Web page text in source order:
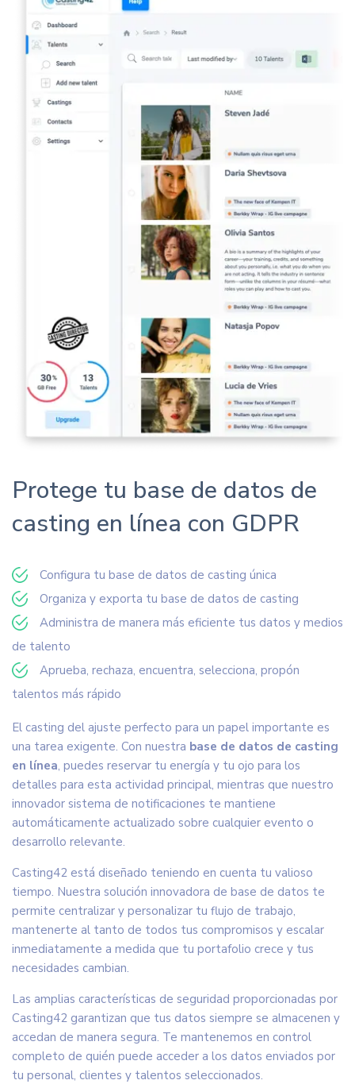
Protege tu base de datos de
casting en línea con GDPR
Configura tu base de datos de casting única
Organiza y exporta tu base de datos de casting
Administra de manera más eficiente tus datos y medios
de talento
Aprueba, rechaza, encuentra, selecciona, propón
talentos más rápido
El casting del ajuste perfecto para un papel importante es
una tarea exigente. Con nuestra base de datos de casting
en línea, puedes reservar tu energía y tu ojo para los
detalles para esta actividad principal, mientras que nuestro
innovador sistema de notificaciones te mantiene
automáticamente actualizado sobre cualquier evento o
desarrollo relevante.
Casting42 está diseñado teniendo en cuenta tu valioso
tiempo. Nuestra solución innovadora de base de datos te
permite centralizar y personalizar tu flujo de trabajo,
mantenerte al tanto de todos tus compromisos y escalar
inmediatamente a medida que tu portafolio crece y tus
necesidades cambian.
Las amplias características de seguridad proporcionadas por
Casting42 garantizan que tus datos siempre se almacenen y
accedan de manera segura. Te mantenemos en control
completo de quién puede acceder a los datos enviados por
tu personal, clientes y talentos seleccionados.